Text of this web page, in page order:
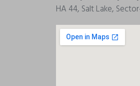
HA 44, Salt Lake,